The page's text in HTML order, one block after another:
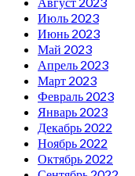
Июль 2023
Июнь 2023
Май 2023
Апрель 2023
Март 2023
Февраль 2023
Январь 2023
Декабрь 2022
Ноябрь 2022
Октябрь 2022